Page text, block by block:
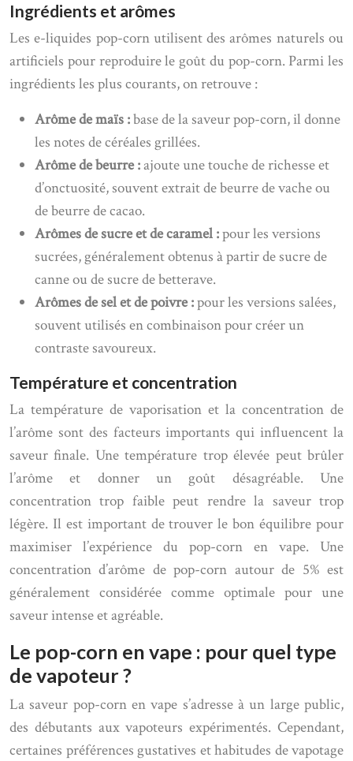
Ingrédients et arômes
Les e-liquides pop-corn utilisent des arômes naturels ou
artificiels pour reproduire le goût du pop-corn. Parmi les
ingrédients les plus courants, on retrouve :
Arôme de maïs :base de la saveur pop-corn, il donne
les notes de céréales grillées.
Arôme de beurre :ajoute une touche de richesse et
d’onctuosité, souvent extrait de beurre de vache ou
de beurre de cacao.
Arômes de sucre et de caramel :pour les versions
sucrées, généralement obtenus à partir de sucre de
canne ou de sucre de betterave.
Arômes de sel et de poivre :pour les versions salées,
souvent utilisés en combinaison pour créer un
contraste savoureux.
Température et concentration
La température de vaporisation et la concentration de
l’arôme sont des facteurs importants qui influencent la
saveur finale. Une température trop élevée peut brûler
l’arôme et donner un goût désagréable. Une
concentration trop faible peut rendre la saveur trop
légère. Il est important de trouver le bon équilibre pour
maximiser l’expérience du pop-corn en vape. Une
concentration d’arôme de pop-corn autour de 5% est
généralement considérée comme optimale pour une
saveur intense et agréable.
Le pop-corn en vape : pour quel type
de vapoteur ?
La saveur pop-corn en vape s’adresse à un large public,
des débutants aux vapoteurs expérimentés. Cependant,
certaines préférences gustatives et habitudes de vapotage